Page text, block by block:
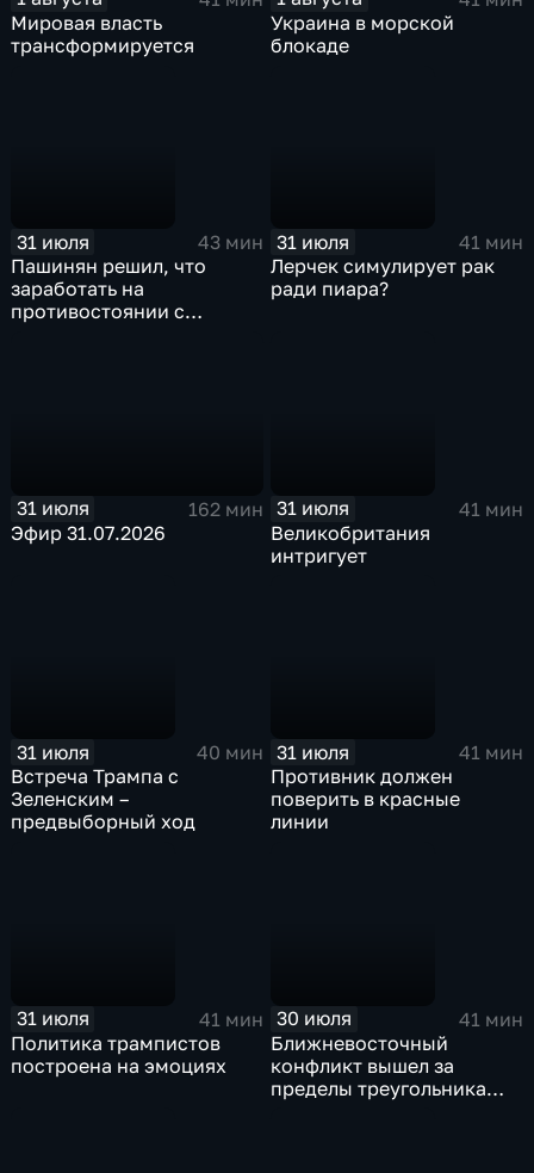
Мировая власть
трансформируется
Украина в морской
блокаде
31 июля
43 мин
Пашинян решил, что
заработать на
противостоянии с
31 июля
41 мин
Лерчек симулирует рак
ради пиара?
31 июля
162 мин
Эфир 31.07.2026
31 июля
41 мин
Великобритания
интригует
31 июля
40 мин
Встреча Трампа с
Зеленским –
предвыборный ход
31 июля
41 мин
Противник должен
поверить в красные
линии
31 июля
41 мин
Политика трампистов
построена на эмоциях
30 июля
41 мин
Ближневосточный
конфликт вышел за
пределы треугольника